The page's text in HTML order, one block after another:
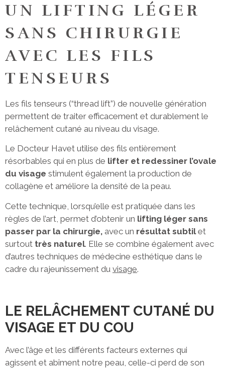
UN LIFTING LÉGER
SANS CHIRURGIE
AVEC LES FILS
TENSEURS
Les fils tenseurs (“thread lift”) de nouvelle génération
permettent de traiter efficacement et durablement le
relâchement cutané au niveau du visage.
Le Docteur Havet utilise des fils entièrement
résorbables qui en plus de lifter et redessiner l’ovale
du visage stimulent également la production de
collagène et améliore la densité de la peau.
Cette technique, lorsqu’elle est pratiquée dans les
règles de l’art, permet d’obtenir un lifting léger sans
passer par la chirurgie, avec un résultat subtilet
surtout très naturel. Elle se combine également avec
d’autres techniques de médecine esthétique dans le
cadre du rajeunissement du visage.
LE RELÂCHEMENT CUTANÉ DU
VISAGE ET DU COU
Avec l’âge et les différents facteurs externes qui
agissent et abîment notre peau, celle-ci perd de son